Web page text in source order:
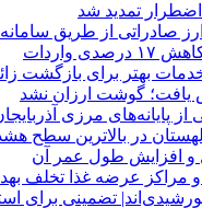
تمدید شد
از طریق سامانه
بهتر برای بازگشت
در بالاترین سطح
و افزایش طول عمر آن
و مراکز عرضه غذا تخلف
تضمینی برای